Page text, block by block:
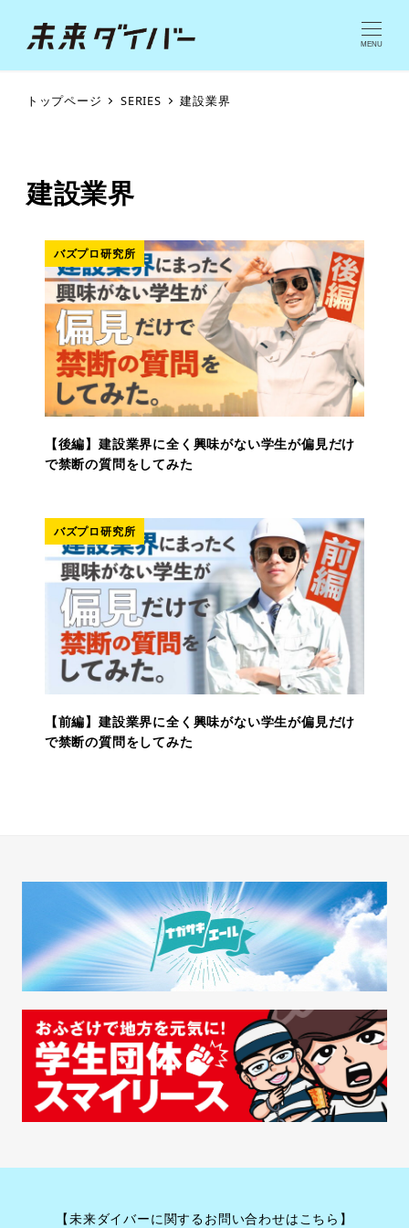
MENU
トップページ SERIES 建設業界
建設業界
バズプロ研究所
【後編】建設業界に全く興味がない学生が偏見だけ
で禁断の質問をしてみた
バズプロ研究所
【前編】建設業界に全く興味がない学生が偏見だけ
で禁断の質問をしてみた
【未来ダイバーに関するお問い合わせはこちら】